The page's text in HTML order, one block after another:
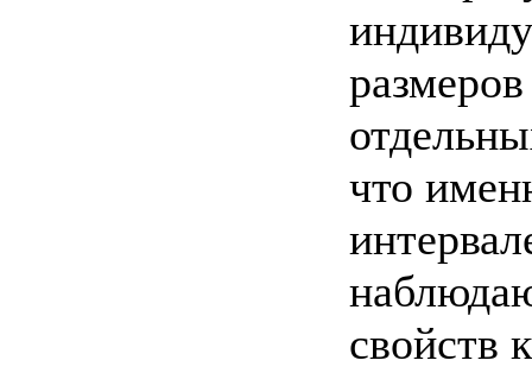
что
свойств